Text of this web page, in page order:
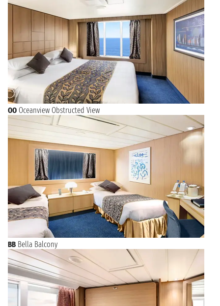
OO Oceanview Obstructed View
BB Bella Balcony